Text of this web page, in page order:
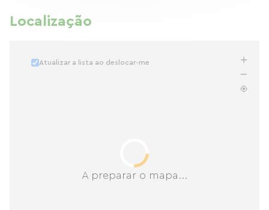
Localização
A preparar o mapa...
Atualizar a lista ao deslocar-me